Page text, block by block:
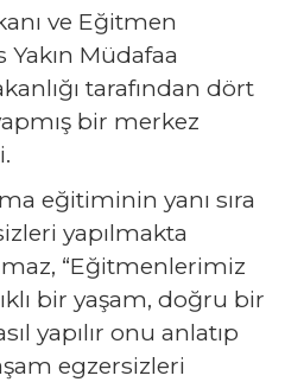
ve Eğitmen
Yakın Müdafaa
tarafından dört
bir merkez
eğitiminin yanı sıra
yapılmakta
“Eğitmenlerimiz
bir yaşam, doğru bir
yapılır onu anlatıp
egzersizleri